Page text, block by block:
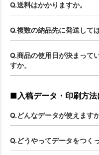
Q.送料はかかりますか。
Q.複数の納品先に発送して
Q.商品の使用日が決まって
すか。
■入稿データ・印刷方法
Q.どんなデータが使えますか
Q.どうやってデータをつく